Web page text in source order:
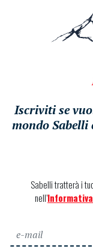
Iscriviti se
mondo
Sabelli tratterà i
nell’